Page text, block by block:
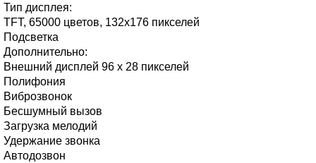
Тип дисплея:
TFT, 65000 цветов, 132x176 пикселей
Подсветка
Дополнительно:
Внешний дисплей 96 x 28 пикселей
Полифония
Виброзвонок
Бесшумный вызов
Загрузка мелодий
Удержание звонка
Автодозвон